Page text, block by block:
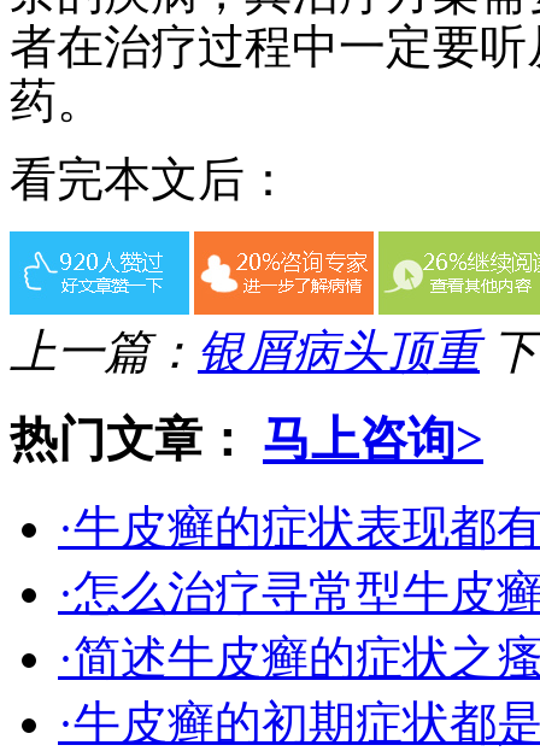
者在治疗过程中一定要
药。
看完本文后：
上一篇： 银屑病头顶重
热门文章： 马上咨询>
·牛皮癣的症状表现都
·怎么治疗寻常型牛皮
·简述牛皮癣的症状之
·牛皮癣的初期症状都